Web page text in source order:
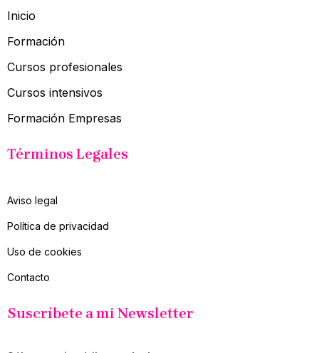
Inicio
Formación
Cursos profesionales
Cursos intensivos
Formación Empresas
Términos Legales
Aviso legal
Política de privacidad
Uso de cookies
Contacto
Suscríbete a mi Newsletter